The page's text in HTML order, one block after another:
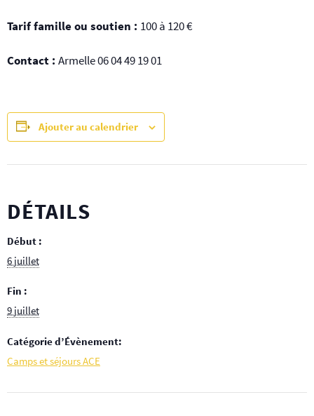
Tarif famille ou soutien : 100 à 120 €
Contact : Armelle 06 04 49 19 01
Ajouter au calendrier
DÉTAILS
Début :
6 juillet
Fin :
9 juillet
Catégorie d’Évènement:
Camps et séjours ACE